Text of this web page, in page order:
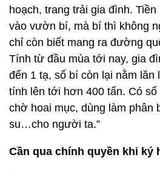
hoạch, trang trải gia đình.
vào vườn bí, mà bí thì không
chỉ còn biết mang ra đường
Tính từ đầu mùa tới nay, gia
đến 1 tạ, số bí còn lại nằm
tính lên tới hơn 400 tấn. Có
chờ hoai mục, dùng làm phân
su…cho người ta.”
Cần qua chính quyền khi ký